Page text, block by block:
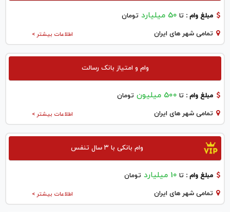
مبلغ وام : تا 50 میلیارد تومان
اطلاعات بیشتر > تمامی شهر های ایران
وام و امتیاز بانک رسالت
مبلغ وام : تا 500 میلیون تومان
اطلاعات بیشتر > تمامی شهر های ایران
وام بانکی با ۳ سال تنفس
مبلغ وام : تا 10 میلیارد تومان
اطلاعات بیشتر > تمامی شهر های ایران